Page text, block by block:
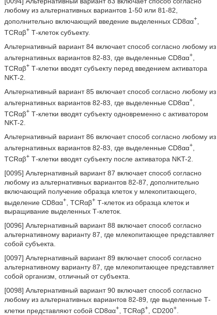
любому из альтернативных вариантов 1-50 или 81-82,
дополнительно включающий введение выделенных CD8αα+,
TCRαβ+Т-клеток субъекту.
Альтернативный вариант 84 включает способ согласно любому из
альтернативных вариантов 82-83, где выделенные CD8αα+,
TCRαβ+Т-клетки вводят субъекту перед введением активатора
NKT-2.
Альтернативный вариант 85 включает способ согласно любому из
альтернативных вариантов 82-83, где выделенные CD8αα+,
TCRαβ+Т-клетки вводят субъекту одновременно с активатором
NKT-2.
Альтернативный вариант 86 включает способ согласно любому из
альтернативных вариантов 82-83, где выделенные CD8αα+,
TCRαβ+Т-клетки вводят субъекту после активатора NKT-2.
[0095] Альтернативный вариант 87 включает способ согласно
любому из альтернативных вариантов 82-87, дополнительно
включающий получение образца клеток у млекопитающего,
выделение CD8αα+, TCRαβ+Т-клеток из образца клеток и
выращивание выделенных Т-клеток.
[0096] Альтернативный вариант 88 включает способ согласно
альтернативному варианту 87, где млекопитающее представляет
собой субъекта.
[0097] Альтернативный вариант 89 включает способ согласно
альтернативному варианту 87, где млекопитающее представляет
собой организм, отличный от субъекта.
[0098] Альтернативный вариант 90 включает способ согласно
любому из альтернативных вариантов 82-89, где выделенные Т-
клетки представляют собой CD8αα+, TCRαβ+, CD200+.